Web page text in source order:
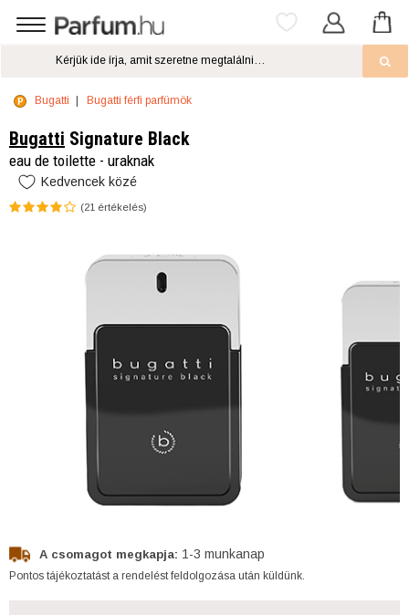
Bugatti Bugatti férfi parfümök
Bugatti Signature Black
eau de toilette - uraknak
Kedvencek közé
(21 értékelés)
A csomagot megkapja: 1-3 munkanap
Pontos tájékoztatást a rendelést feldolgozása után küldünk.